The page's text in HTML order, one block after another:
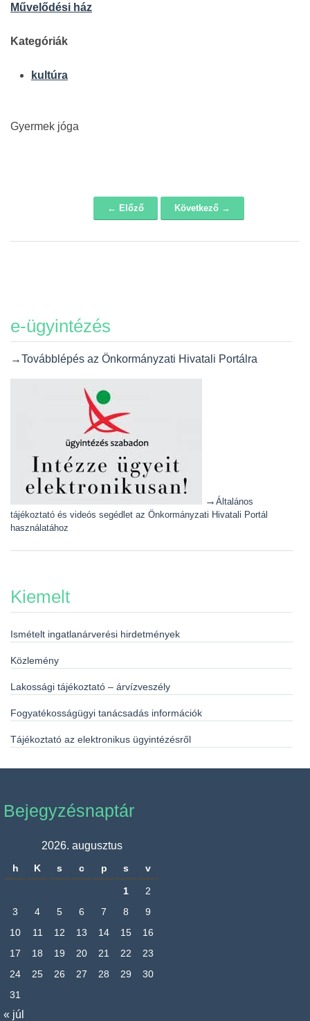
Művelődési ház
Kategóriák
kultúra
Gyermek jóga
← Előző Következő →
e-ügyintézés
→Továbblépés az Önkormányzati Hivatali Portálra
→ Általános
tájékoztató és videós segédlet az Önkormányzati Hivatali Portál
használatához
Kiemelt
Ismételt ingatlanárverési hirdetmények
Közlemény
Lakossági tájékoztató – árvízveszély
Fogyatékosságügyi tanácsadás információk
Tájékoztató az elektronikus ügyintézésről
Bejegyzésnaptár
2026. augusztus
h K s c p s v
1
2
3
4 5 6 7 8
9
10
11 12 13 14 15
16
17
18 19 20 21 22
23
24
25 26 27 28 29
30
31
« júl